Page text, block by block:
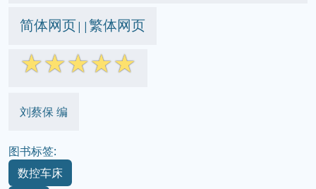
简体网页||繁体网页
☆☆☆☆☆
刘蔡保 编
图书标签:
数控车床